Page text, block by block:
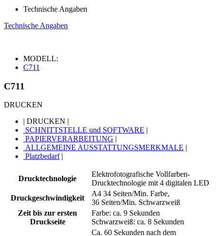
Technische Angaben
Technische Angaben
MODELL:
C711
C711
DRUCKEN
| DRUCKEN |
SCHNITTSTELLE und SOFTWARE |
PAPIERVERARBEITUNG |
ALLGEMEINE AUSSTATTUNGSMERKMALE |
Platzbedarf|
Drucktechnologie
Elektrofotografische Vollfarben-
Drucktechnologie mit 4 digitalen LED
Druckgeschwindigkeit
A4 34 Seiten/Min. Farbe,
36 Seiten/Min. Schwarzweiß
Zeit bis zur ersten
Druckseite
Farbe: ca. 9 Sekunden
Schwarzweiß: ca. 8 Sekunden
Ca. 60 Sekunden nach dem